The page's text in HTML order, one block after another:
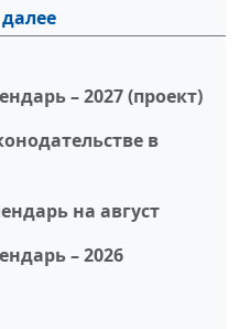
– 2027 (проект)
в
на август
– 2026